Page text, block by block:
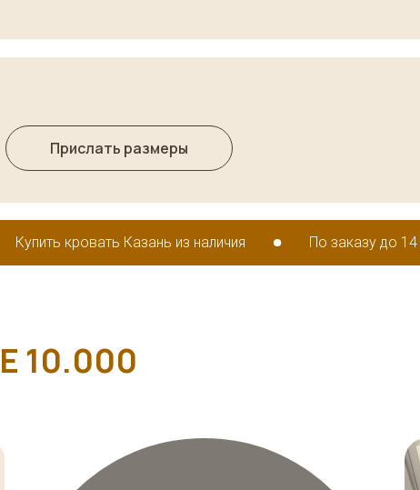
Прислать размеры
Казань из наличия По заказу до 14 дней
10.000